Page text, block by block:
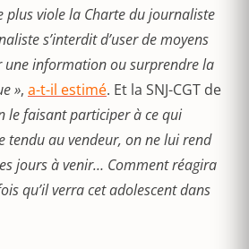
plus viole la Charte du journaliste
s’interdit d’user de moyens
information ou surprendre la
», a-t-il estimé. Et la SNJ-CGT de
le faisant participer à ce qui
tendu au vendeur, on ne lui rend
jours à venir… Comment réagira
qu’il verra cet adolescent dans